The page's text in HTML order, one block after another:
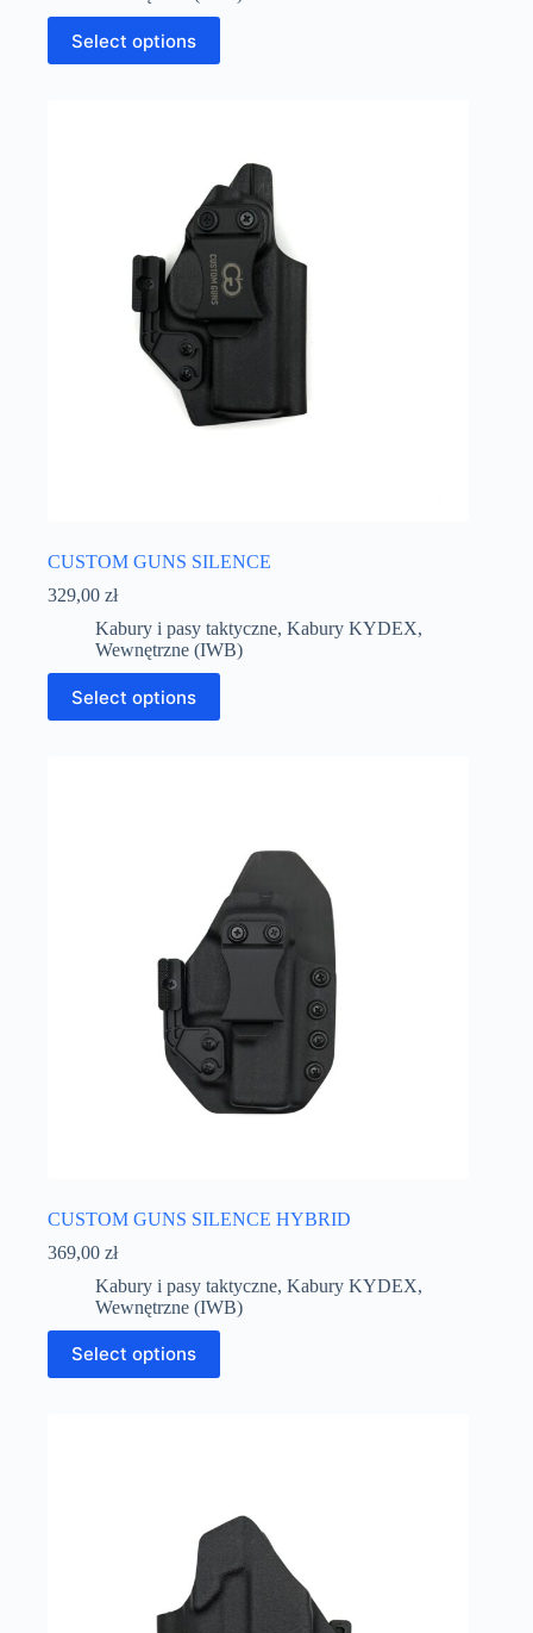
Select options
CUSTOM GUNS SILENCE
329,00 zł
Kabury i pasy taktyczne, Kabury KYDEX,
Wewnętrzne (IWB)
Select options
CUSTOM GUNS SILENCE HYBRID
369,00 zł
Kabury i pasy taktyczne, Kabury KYDEX,
Wewnętrzne (IWB)
Select options